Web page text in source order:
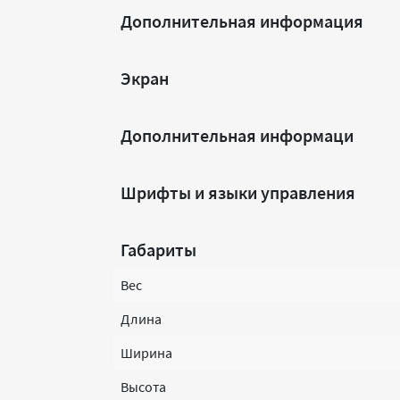
Дополнительная информация
Экран
Дополнительная информаци
Шрифты и языки управления
Габариты
Вес
Длина
Ширина
Высота